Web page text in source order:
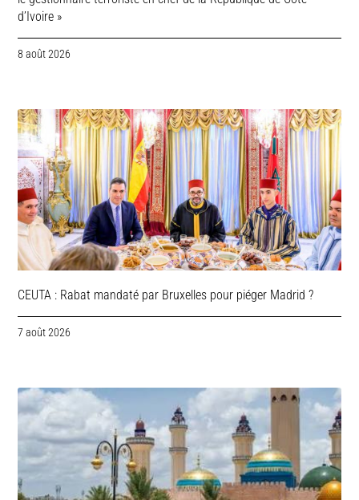
d’Ivoire »
8 août 2026
CEUTA : Rabat mandaté par Bruxelles pour piéger Madrid ?
7 août 2026